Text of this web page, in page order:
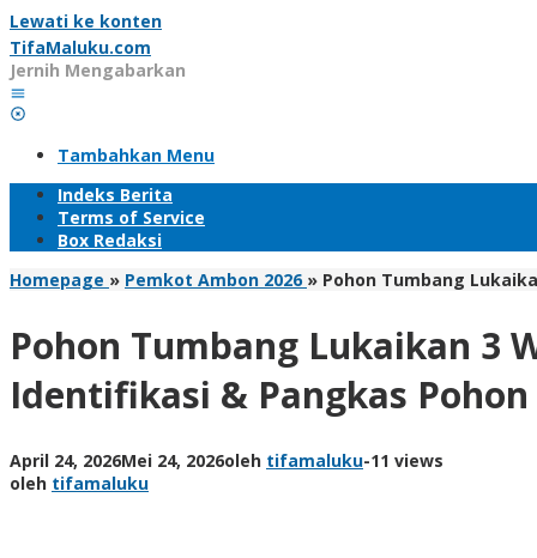
Lewati ke konten
TifaMaluku.com
Jernih Mengabarkan
Tambahkan Menu
Indeks Berita
Terms of Service
Box Redaksi
Homepage » Pemkot Ambon 2026 » Pohon Tumbang
Pohon Tumbang Lukaikan 3
Identifikasi & Pangkas
April 24, 2026Mei 24, 2026oleh tifamaluku-11 views
oleh tifamaluku